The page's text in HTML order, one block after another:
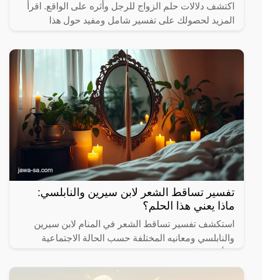
اكتشف دلالات حلم الزواج للرجل وأثره على الواقع. اقرأ
المزيد لحصولك على تفسير شامل ومفيد حول هذا
تفسير تساقط الشعر لابن سيرين والنابلسي:
ماذا يعني هذا الحلم؟
استكشف تفسير تساقط الشعر في المنام لابن سيرين
والنابلسي ومعانيه المختلفة حسب الحالة الاجتماعية